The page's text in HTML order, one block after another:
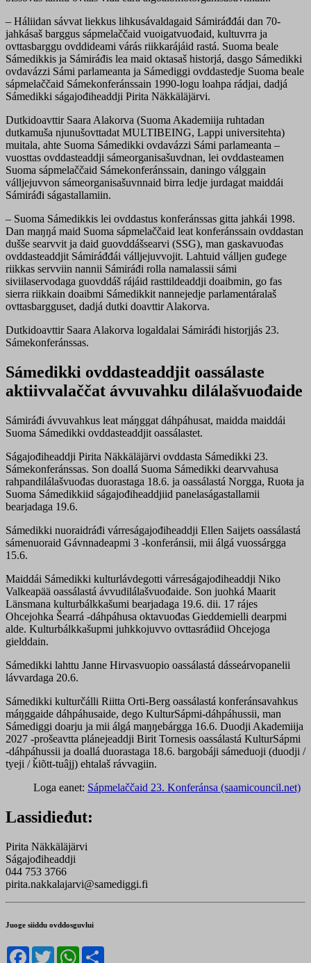
– Háliidan sávvat liekkus lihkusávaldagaid Sámiráđđái dan 70-
jahkásaš barggus sápmelaččaid vuoigatvuođaid, kultuvrra ja
ovttasbarggu ovddideami várás riikkarájáid rastá. Suoma beale
Sámedikkis ja Sámiráđis lea maid oktasaš historjá, dasgo Sámedikki
ovdavázzi Sámi parlameanta ja Sámediggi ovddastedje Suoma beale
sápmelaččaid Sámekonferánssain 1990-logu loahpa rádjai, dadjá
Sámedikki ságajođiheaddji Pirita Näkkäläjärvi.
Dutkidoavttir Saara Alakorva (Suoma Akademiija ruhtadan
dutkamuša njunušovttadat MULTIBEING, Lappi universitehta)
muitala, ahte Suoma Sámedikki ovdavázzi Sámi parlameanta –
vuosttas ovddasteaddji sámeorganisašuvdnan, lei ovddasteamen
Suoma sápmelaččaid Sámekonferánssain, daningo válggain
válljejuvvon sámeorganisašuvnnaid birra ledje jurdagat maiddái
Sámiráđi ságastallamiin.
– Suoma Sámedikkis lei ovddastus konferánssas gitta jahkái 1998.
Dan maŋŋá maid Suoma sápmelaččaid leat konferánssain ovddastan
dušše searvvit ja daid guovddášsearvi (SSG), man gaskavuođas
ovddasteaddjit Sámiráđđái válljejuvvojit. Lahtuid válljen guđege
riikkas servviin nannii Sámiráđi rolla namalassii sámi
siviilaservodaga guovddáš rájáid rasttildeaddji doaibmin, go fas
sierra riikkain doaibmi Sámedikkit nannejedje parlamentáralaš
ovttasbargguset, dadjá dutki doavttir Alakorva.
Dutkidoavttir Saara Alakorva logaldalai Sámiráđi historjjás 23.
Sámekonferánssas.
Sámedikki ovddasteaddjit oassálaste
aktiivvalaččat ávvuvahku dilálašvuođaide
Sámiráđi ávvuvahkus leat máŋggat dáhpáhusat, maidda maiddái
Suoma Sámedikki ovddasteaddjit oassálastet.
Ságajođiheaddji Pirita Näkkäläjärvi ovddasta Sámedikki 23.
Sámekonferánssas. Son doallá Suoma Sámedikki dearvvahusa
rahpandilálašvuođas duorastaga 18.6. ja oassálastá Norgga, Ruoŧa ja
Suoma Sámedikkiid ságajođiheaddjiid panelaságastallamii
bearjadaga 19.6.
Sámedikki nuoraidráđi várreságajođiheaddji Ellen Saijets oassálastá
sámenuoraid Gávnnadeapmi 3 -konferánsii, mii álgá vuossárgga
15.6.
Maiddái Sámedikki kulturlávdegotti várreságajođiheaddji Niko
Valkeapää oassálastá ávvudilálašvuođaide. Son juohká Maarit
Länsmana kulturbálkkašumi bearjadaga 19.6. dii. 17 rájes
Ohcejohka Šearrá -dáhpáhusa oktavuođas Gieddemielli dearpmi
alde. Kulturbálkkašupmi juhkkojuvvo ovttasráđiid Ohcejoga
gielddain.
Sámedikki lahttu Janne Hirvasvuopio oassálastá dásseárvopanelii
lávvardaga 20.6.
Sámedikki kulturčálli Riitta Orti-Berg oassálastá konferánsavahkus
máŋggaide dáhpáhusaide, dego KulturSápmi-dáhpáhussii, man
Sámediggi doarju ja mii álgá maŋŋebárgga 16.6. Duodji Akademiija
2027 -prošeavtta plánejeaddji Birit Tornesis oassálastá KulturSápmi
-dáhpáhussii ja doallá duorastaga 18.6. bargobáji sámeduoji (duodji /
tyeji / ǩiõtt-tuâjj) ehtalaš rávvagiin.
Loga eanet: Sápmelaččaid 23. Konferánsa (saamicouncil.net)
Lassidieđut:
Pirita Näkkäläjärvi
Ságajođiheaddji
044 753 3766
pirita.nakkalajarvi@samediggi.fi
Juoge siiddu ovddosguvlui
Facebook
TwitterWhatsApp